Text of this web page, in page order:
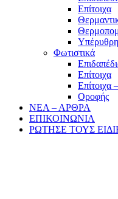
Επίτοιχα
Φωτιστικά
Επίτοιχα
Επίτοιχα
Οροφής
ΝΕΑ – ΑΡΘΡΑ
ΕΠΙΚΟΙΝΩΝΙΑ
ΡΩΤΗΣΕ ΤΟΥΣ